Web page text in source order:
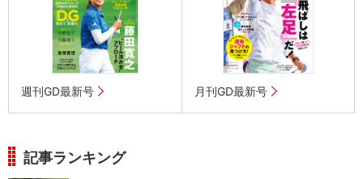
週刊GD最新号 月刊GD最新号
記事ランキング